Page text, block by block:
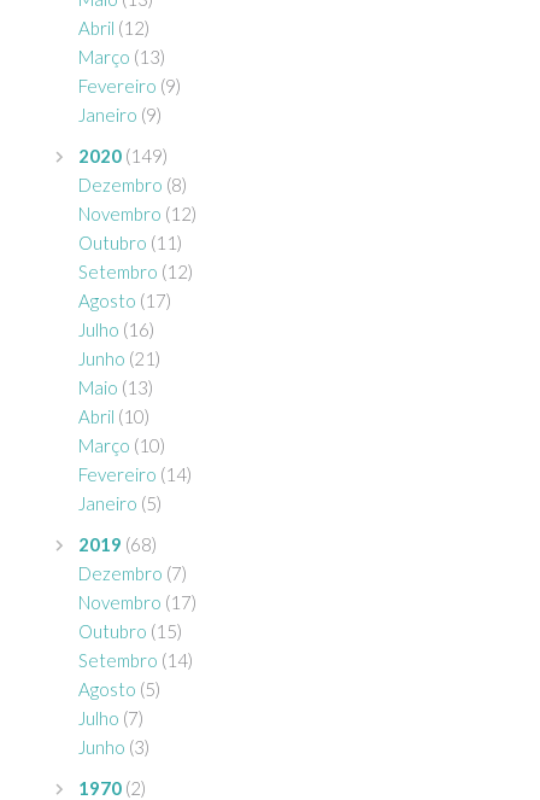
Abril (12)
Março (13)
Fevereiro (9)
Janeiro (9)
2020 (149)
Dezembro (8)
Novembro (12)
Outubro (11)
Setembro (12)
Agosto (17)
Julho (16)
Junho (21)
Maio (13)
Abril (10)
Março (10)
Fevereiro (14)
Janeiro (5)
2019 (68)
Dezembro (7)
Novembro (17)
Outubro (15)
Setembro (14)
Agosto (5)
Julho (7)
Junho (3)
1970 (2)